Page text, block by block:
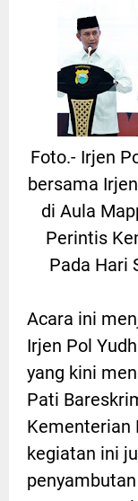
Foto.- Irjen
bersama
di Aula
Perintis
Pada Hari
Acara ini
Irjen Pol
yang kini
Pati
Kementerian
kegiatan ini